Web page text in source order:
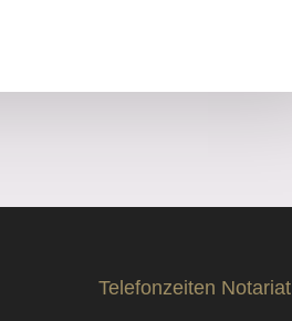
Telefonzeiten Notariat